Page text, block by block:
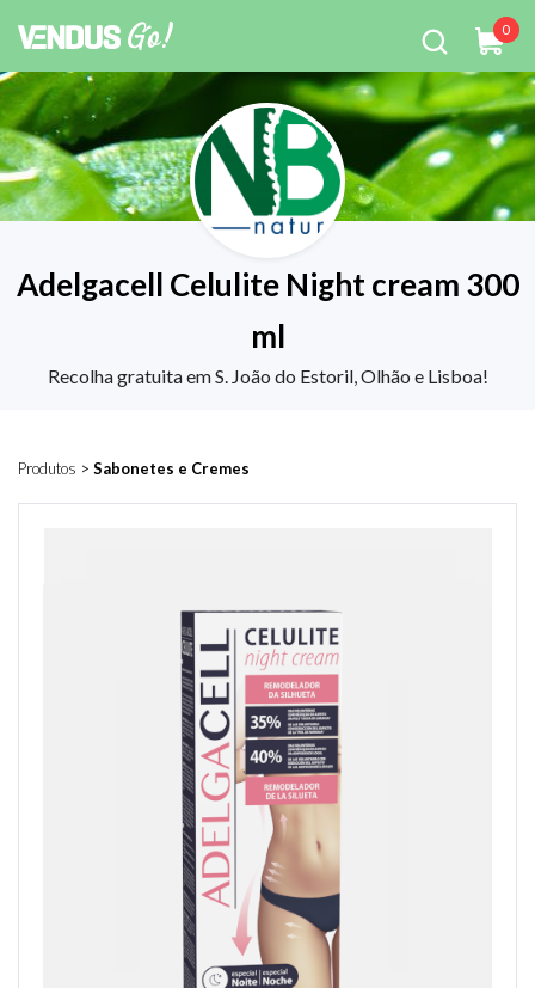
0
Adelgacell Celulite Night cream 300
ml
Recolha gratuita em S. João do Estoril, Olhão e Lisboa!
Produtos > Sabonetes e Cremes